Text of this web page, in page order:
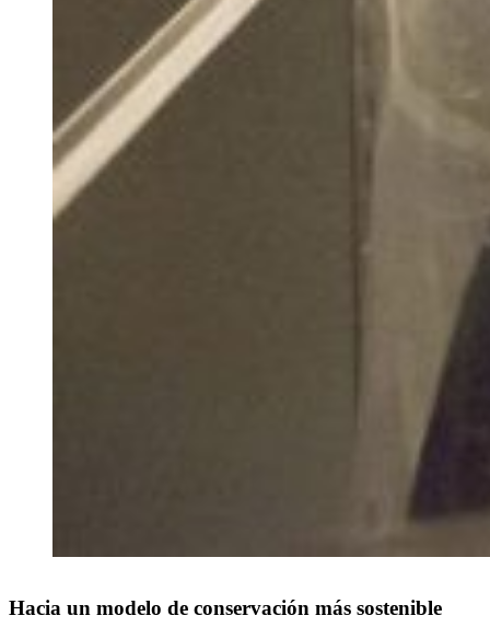
Hacia un modelo de conservación más sostenible